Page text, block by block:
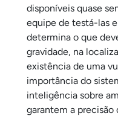
disponíveis quase
equipe de testá-las
determina o que
gravidade, na
existência de uma
importância do
inteligência sobre
garantem a precisão